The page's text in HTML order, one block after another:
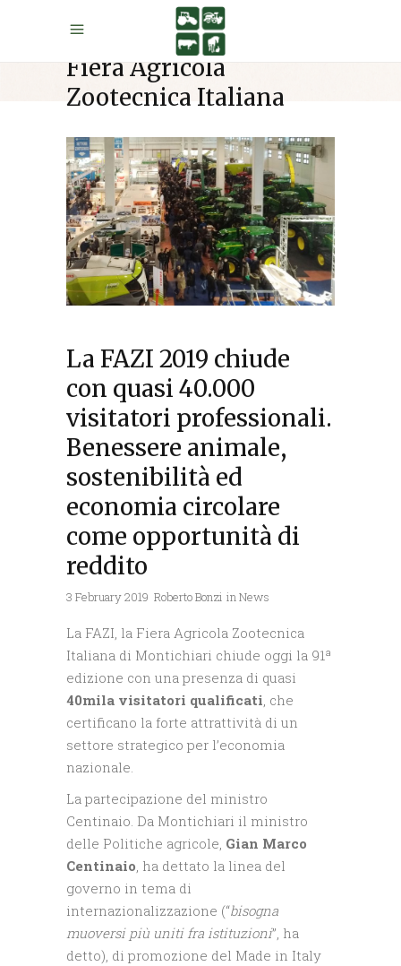
Fiera Agricola
Zootecnica Italiana
La FAZI 2019 chiude
con quasi 40.000
visitatori professionali.
Benessere animale,
sostenibilità ed
economia circolare
come opportunità di
reddito
3 February 2019 Roberto Bonzi inNews
La FAZI, la Fiera Agricola Zootecnica
Italiana di Montichiari chiude oggi la 91ª
edizione con una presenza di quasi
40mila visitatori qualificati, che
certificano la forte attrattività di un
settore strategico per l’economia
nazionale.
La partecipazione del ministro
Centinaio. Da Montichiari il ministro
delle Politiche agricole, Gian Marco
Centinaio, ha dettato la linea del
governo in tema di
internazionalizzazione (“bisogna
muoversi più uniti fra istituzioni”, ha
detto), di promozione del Made in Italy